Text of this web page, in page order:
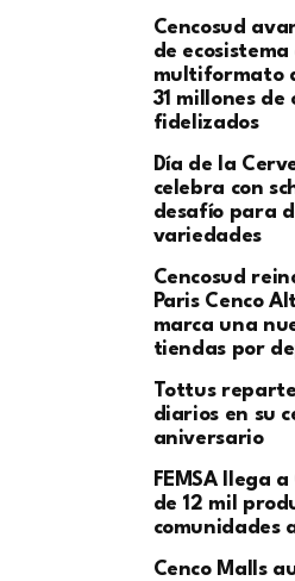
Cencosud
de ecosistema
multiformato
31 millones
fidelizados
Día de la
celebra con
desafío para
variedades
Cencosud
Paris Cenco
marca una
tiendas por
Tottus
diarios en su
aniversario
FEMSA llega
de 12 mil
comunidades
Cenco Malls